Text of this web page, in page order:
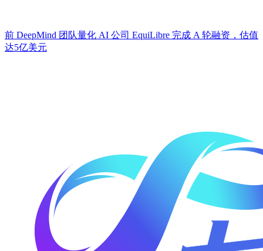
前 DeepMind 团队量化 AI 公司 EquiLibre 完成 A 轮融资，估值
达5亿美元